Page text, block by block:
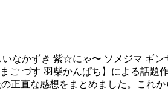
いなかずき 紫☆にゃ〜 ソメジマ ギ
ご づす 羽柴かんぱち】による話
正直な感想をまとめました。これ